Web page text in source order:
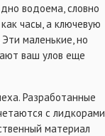
водоема, словно
часы, а ключевую
маленькие, но
ваш улов еще
Разработанные
с лидкорами
материал